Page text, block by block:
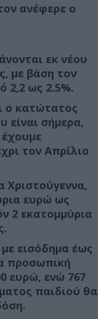
ανέφερε ο
εκ νέου
με βάση τον
2,2 ως 2.5%.
ο κατώτατος
είναι σήμερα,
τον Απρίλιο
Χριστούγεννα,
ευρώ ως
2 εκατομμύρια
εισόδημα έως
προσωπική
ευρώ, ενώ 767
παιδιού θα